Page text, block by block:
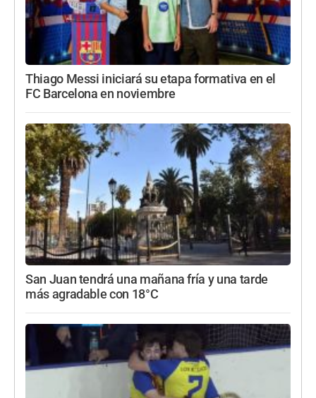
Thiago Messi iniciará su etapa formativa en el
FC Barcelona en noviembre
San Juan tendrá una mañana fría y una tarde
más agradable con 18°C